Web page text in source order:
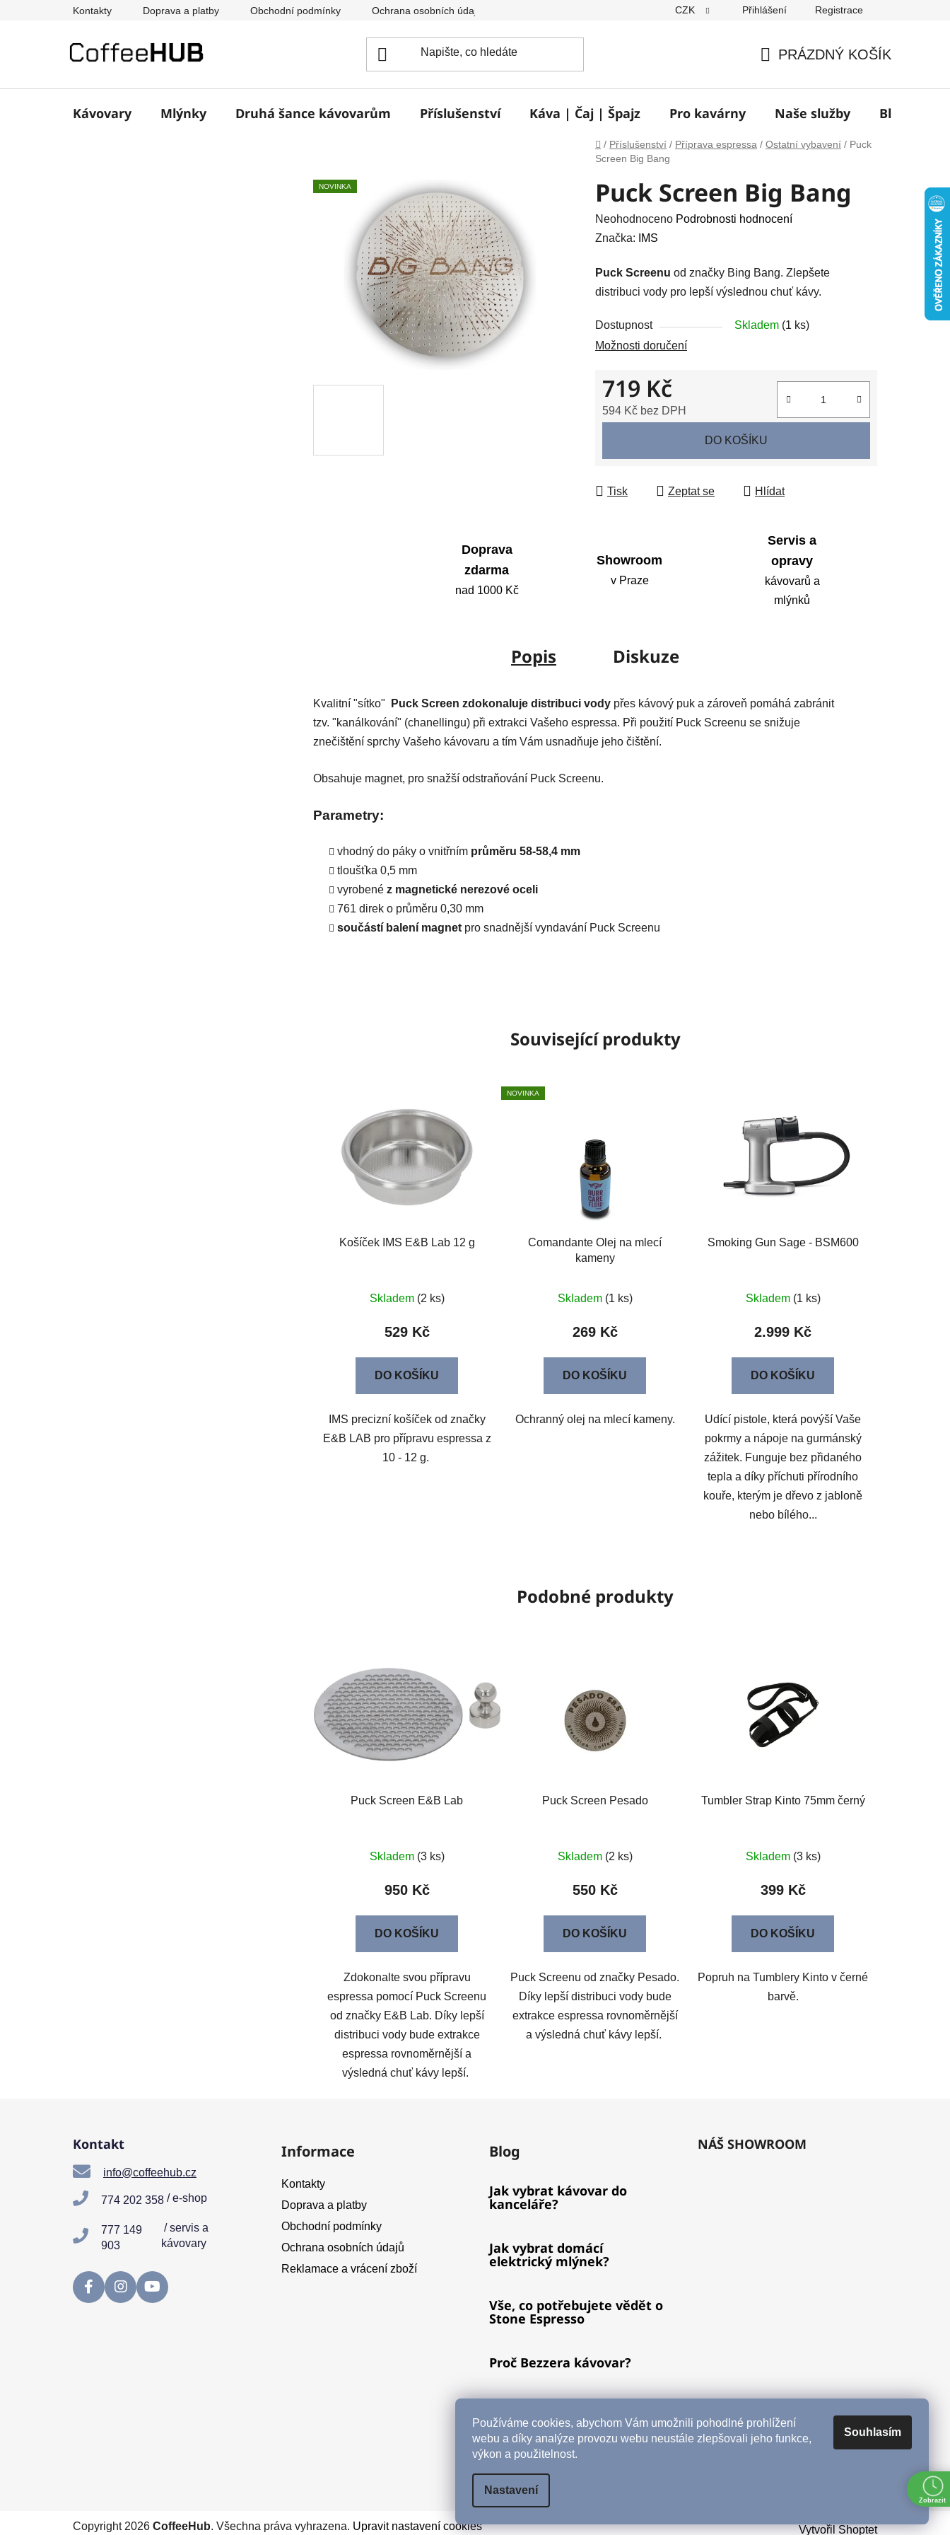
Používáme cookies, abychom Vám umožnili pohodlné prohlížení
webu a díky analýze provozu webu neustále zlepšovali jeho funkce,
výkon a použitelnost.
Nastavení
Souhlasím
Kontakty Doprava a platby Obchodní podmínky Ochrana osobních údajů CZK Přihlášení Registrace
KOŠÍK
PRÁZDNÝ KOŠÍK
Kávovary Mlýnky Druhá šance kávovarům Příslušenství Káva | Čaj | Špajz Pro kavárny Naše služby Blog
Domů
/ Příslušenství / Příprava espressa / Ostatní vybavení / Puck
Screen Big Bang
Puck Screen Big Bang
Průměrné
hodnocení
je
0,0
5
hvězdiček.
Neohodnoceno Podrobnosti hodnocení
Značka:
IMS
Puck Screenu od značky Bing Bang. Zlepšete
distribuci vody pro lepší výslednou chuť kávy.
Dostupnost Skladem (1 ks)
Možnosti doručení
719 Kč
594 Kč bez DPH
DO KOŠÍKU
Tisk Zeptat se Hlídat
NOVINKA
Doprava
zdarma
nad 1000 Kč
Showroom
v Praze
Servis a
opravy
kávovarů a
mlýnků
Popis Diskuze
Kvalitní "sítko" Puck Screen zdokonaluje distribuci vody přes kávový puk a zároveň pomáhá zabránit
tzv. "kanálkování" (chanellingu) při extrakci Vašeho espressa. Při použití Puck Screenu se snižuje
znečištění sprchy Vašeho kávovaru a tím Vám usnadňuje jeho čištění.
Obsahuje magnet, pro snažší odstraňování Puck Screenu.
Parametry:
vhodný do páky o vnitřním průměru 58-58,4 mm
tloušťka 0,5 mm
vyrobené z magnetické nerezové oceli
761 direk o průměru 0,30 mm
součástí balení magnet pro snadnější vyndavání Puck Screenu
Související produkty
Košíček IMS E&B Lab 12 g
Skladem (2 ks)
529 Kč
DO KOŠÍKU
IMS precizní košíček od značky
E&B LAB pro přípravu espressa z
10 - 12 g.
NOVINKA
Comandante Olej na mlecí
kameny
Skladem (1 ks)
269 Kč
DO KOŠÍKU
Ochranný olej na mlecí kameny.
Smoking Gun Sage - BSM600
Skladem (1 ks)
2.999 Kč
DO KOŠÍKU
Udící pistole, která povýší Vaše
pokrmy a nápoje na gurmánský
zážitek. Funguje bez přidaného
tepla a díky příchuti přírodního
kouře, kterým je dřevo z jabloně
nebo bílého...
Podobné produkty
Puck Screen E&B Lab
Skladem (3 ks)
950 Kč
DO KOŠÍKU
Zdokonalte svou přípravu
espressa pomocí Puck Screenu
od značky E&B Lab. Díky lepší
distribuci vody bude extrakce
espressa rovnoměrnější a
výsledná chuť kávy lepší.
Puck Screen Pesado
Skladem (2 ks)
550 Kč
DO KOŠÍKU
Puck Screenu od značky Pesado.
Díky lepší distribuci vody bude
extrakce espressa rovnoměrnější
a výsledná chuť kávy lepší.
Tumbler Strap Kinto 75mm černý
Skladem (3 ks)
399 Kč
DO KOŠÍKU
Popruh na Tumblery Kinto v černé
barvě.
Kontakt
info@coffeehub.cz
774 202 358 / e-shop
777 149
903
/ servis a
kávovary
Informace
Kontakty
Doprava a platby
Obchodní podmínky
Ochrana osobních údajů
Reklamace a vrácení zboží
Blog
Jak vybrat kávovar do
kanceláře?
Jak vybrat domácí
elektrický mlýnek?
Vše, co potřebujete vědět o
Stone Espresso
Proč Bezzera kávovar?
kávovaru
ARCHIV
NÁŠ SHOWROOM
Vytvořil Shoptet
Copyright 2026 CoffeeHub. Všechna práva vyhrazena. Upravit nastavení cookies
Zobrazit